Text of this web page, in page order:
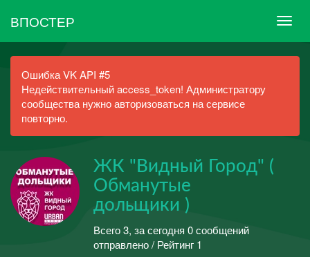
ВПОСТЕР
Ошибка VK API #5
Недействительный access_token! Администратору
сообщества нужно авторизоваться на сервисе
повторно.
ЖК "Видный Город" (
Обманутые
дольщики )
Всего 3, за сегодня 0 сообщений
отправлено / Рейтинг 1